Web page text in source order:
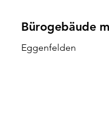
Bürogebäude
Eggenfelden